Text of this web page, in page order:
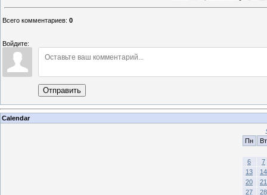
Всего комментариев: 0
Войдите:
Отправить
Calendar
Пн
Вт
6
7
13
14
20
21
27
28